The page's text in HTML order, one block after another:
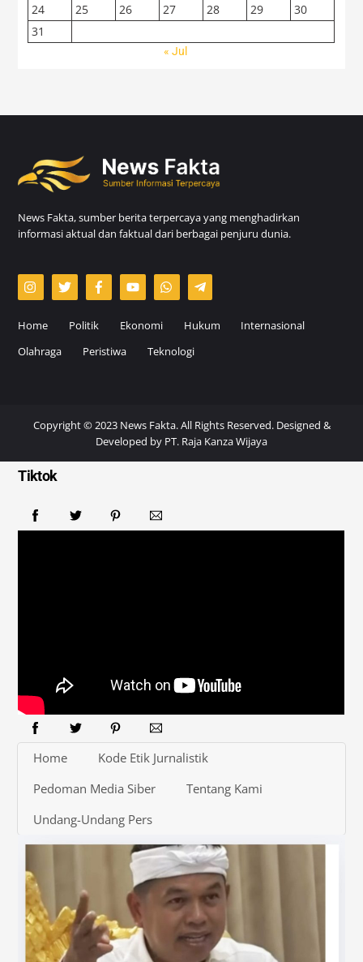
24
25 26 27 28 29
30
31
« Jul
News Fakta, sumber berita terpercaya yang menghadirkan
informasi aktual dan faktual dari berbagai penjuru dunia.
Home Politik Ekonomi Hukum
Internasional
Olahraga
Peristiwa Teknologi
Copyright © 2023 News Fakta. All Rights Reserved. Designed &
Developed by PT. Raja Kanza Wijaya
Tiktok
Home
Kode Etik Jurnalistik
Pedoman Media Siber
Tentang Kami
Undang-Undang Pers